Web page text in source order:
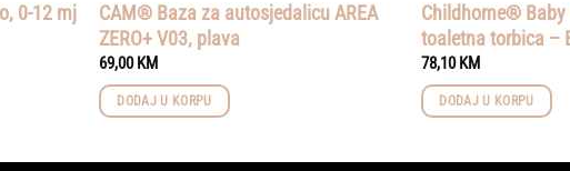
0-12 mj
CAM® Baza za autosjedalicu AREA
ZERO+ V03, plava
69,00KM
DODAJ U KORPU
Childhome® Baby
toaletna torbica –
78,10KM
DODAJ U KORPU